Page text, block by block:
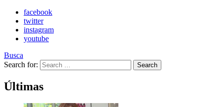
facebook
twitter
instagram
youtube
Busca
Search for:
Search
Últimas